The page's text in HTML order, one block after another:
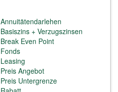
Annuitätendarlehen
Basiszins + Verzugszinsen
Break Even Point
Fonds
Leasing
Preis Angebot
Preis Untergrenze